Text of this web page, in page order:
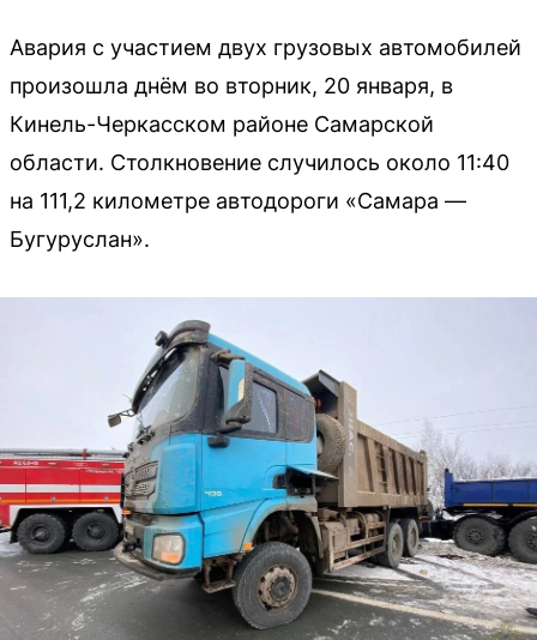
Авария с участием двух грузовых автомобилей
произошла днём во вторник, 20 января, в
Кинель-Черкасском районе Самарской
области. Столкновение случилось около 11:40
на 111,2 километре автодороги «Самара —
Бугуруслан».